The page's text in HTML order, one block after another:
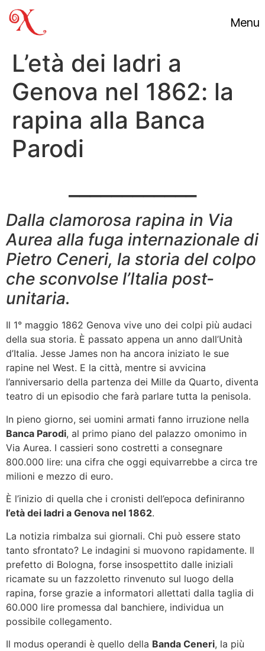
Menu
L’età dei ladri a
Genova nel 1862: la
rapina alla Banca
Parodi
Dalla clamorosa rapina in Via
Aurea alla fuga internazionale di
Pietro Ceneri, la storia del colpo
che sconvolse l’Italia post-
unitaria.
Il 1° maggio 1862 Genova vive uno dei colpi più audaci
della sua storia. È passato appena un anno dall’Unità
d’Italia. Jesse James non ha ancora iniziato le sue
rapine nel West. E la città, mentre si avvicina
l’anniversario della partenza dei Mille da Quarto, diventa
teatro di un episodio che farà parlare tutta la penisola.
In pieno giorno, sei uomini armati fanno irruzione nella
Banca Parodi, al primo piano del palazzo omonimo in
Via Aurea. I cassieri sono costretti a consegnare
800.000 lire: una cifra che oggi equivarrebbe a circa tre
milioni e mezzo di euro.
È l’inizio di quella che i cronisti dell’epoca definiranno
l’età dei ladri a Genova nel 1862.
La notizia rimbalza sui giornali. Chi può essere stato
tanto sfrontato? Le indagini si muovono rapidamente. Il
prefetto di Bologna, forse insospettito dalle iniziali
ricamate su un fazzoletto rinvenuto sul luogo della
rapina, forse grazie a informatori allettati dalla taglia di
60.000 lire promessa dal banchiere, individua un
possibile collegamento.
Il modus operandi è quello della Banda Ceneri, la più